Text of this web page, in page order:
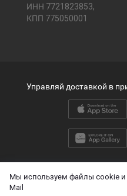
Мы используем файлы cookie и
Mail
ИНН 7721823853,
КПП 775050001
2026 © ООО «ПЭК»
Управляй доставкой в